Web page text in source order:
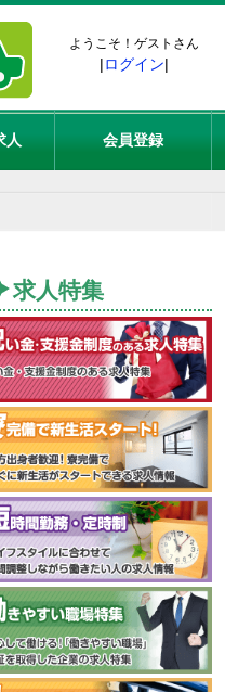
ようこそ！ゲストさん
|ログイン|
人 会員登録
求人特集